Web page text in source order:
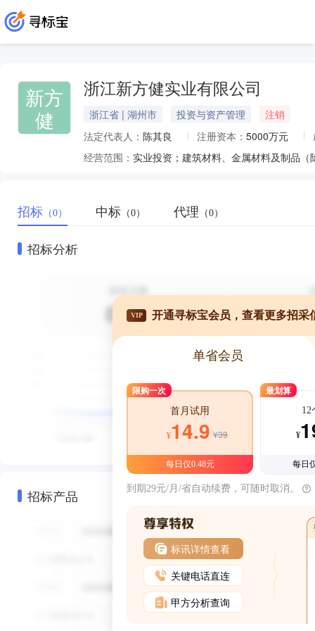
新方
健
浙江新方健实业有限公司
浙江省 | 湖州市 投资与资产管理
注销
法定代表人： 陈其良 注册资本： 5000万元
经营范围：
招标 （0） 中标 （0） 代理 （0）
招标分析
招标产品
VIP 开通寻标宝会员，查看更多招采
单省会员
限购一次
首月试用
¥14.9 ¥39
每日仅0.48元
最划算
12
¥
每日
到期29元/月/省自动续费，可随时取消。
标讯详情查看
关键电话直连
甲方分析查询